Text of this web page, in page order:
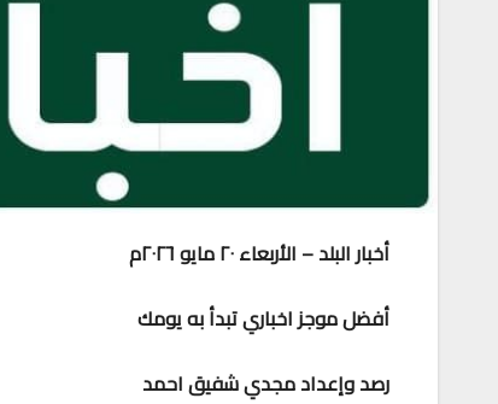
أخبار البلد – الأربعاء ٢٠ مايو ٢٠٢٦م
أفضل موجز اخباري تبدأ به يومك
رصد وإعداد مجدي شفيق احمد